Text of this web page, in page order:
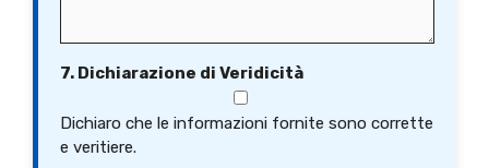
7. Dichiarazione di Veridicità
Dichiaro che le informazioni fornite sono corrette
e veritiere.